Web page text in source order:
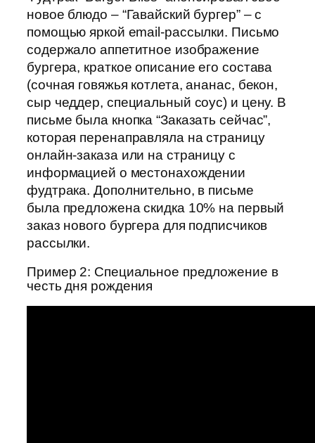
новое блюдо – “Гавайский бургер” – с
помощью яркой email-рассылки. Письмо
содержало аппетитное изображение
бургера, краткое описание его состава
(сочная говяжья котлета, ананас, бекон,
сыр чеддер, специальный соус) и цену. В
письме была кнопка “Заказать сейчас”,
которая перенаправляла на страницу
онлайн-заказа или на страницу с
информацией о местонахождении
фудтрака. Дополнительно, в письме
была предложена скидка 10% на первый
заказ нового бургера для подписчиков
рассылки.
Пример 2: Специальное предложение в
честь дня рождения